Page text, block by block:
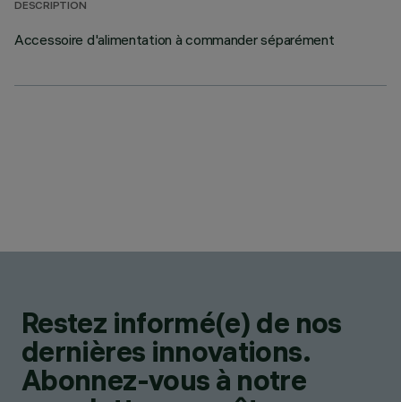
DESCRIPTION
Accessoire d'alimentation à commander séparément
Restez informé(e) de nos
dernières innovations.
Abonnez-vous à notre